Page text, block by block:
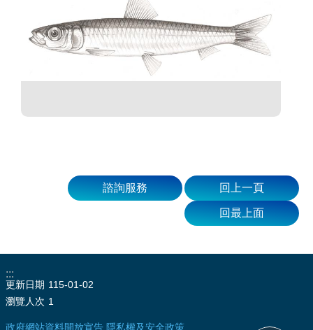
諮詢服務 回上一頁
回最上面
:::
更新日期 115-01-02
瀏覽人次 1
政府網站資料開放宣告 隱私權及安全政策